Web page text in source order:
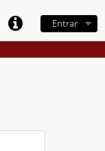
Entrar